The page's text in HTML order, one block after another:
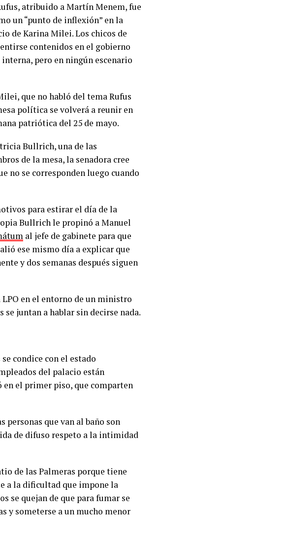
atribuido a Martín Menem, fue
un “punto de inflexión” en la
de Karina Milei. Los chicos de
contenidos en el gobierno
pero en ningún escenario
que no habló del tema Rufus
política se volverá a reunir en
patriótica del 25 de mayo.
Bullrich, una de las
de la mesa, la senadora cree
no se corresponden luego cuando
para estirar el día de la
Bullrich le propinó a Manuel
al jefe de gabinete para que
ese mismo día a explicar que
y dos semanas después siguen
en el entorno de un ministro
juntan a hablar sin decirse nada.
condice con el estado
del palacio están
el primer piso, que comparten
personas que van al baño son
de difuso respeto a la intimidad
de las Palmeras porque tiene
a la dificultad que impone la
se quejan de que para fumar se
y someterse a un mucho menor